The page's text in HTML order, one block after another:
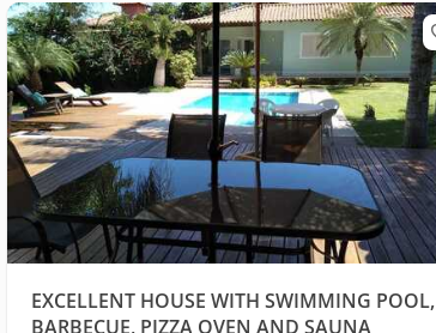
EXCELLENT HOUSE WITH SWIMMING POOL,
BARBECUE, PIZZA OVEN AND SAUNA